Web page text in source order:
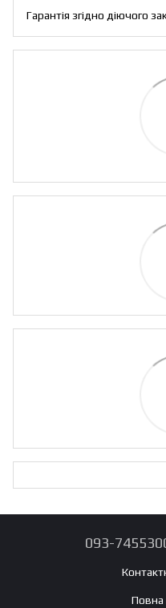
Гарантія згідно діючого
093-
Повна